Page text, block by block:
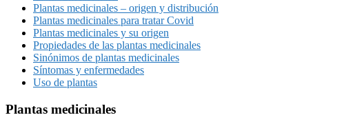
Plantas medicinales – origen y distribución
Plantas medicinales para tratar Covid
Plantas medicinales y su origen
Propiedades de las plantas medicinales
Sinónimos de plantas medicinales
Síntomas y enfermedades
Uso de plantas
Plantas medicinales